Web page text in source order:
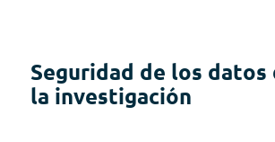
Seguridad de los datos
la investigación